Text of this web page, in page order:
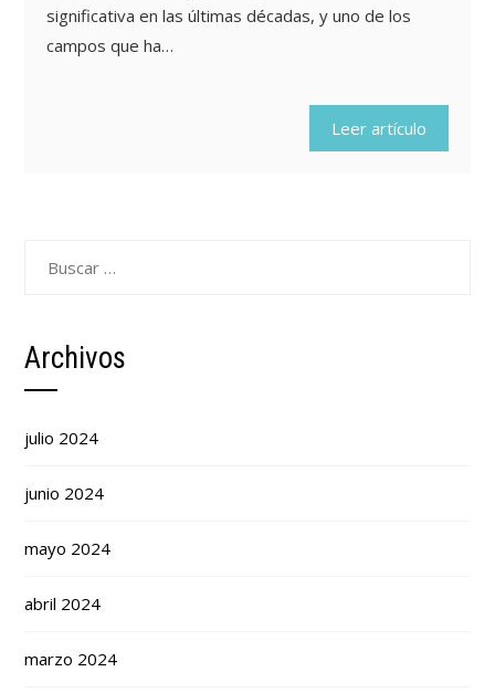
significativa en las últimas décadas, y uno de los
campos que ha…
Leer artículo
Archivos
julio 2024
junio 2024
mayo 2024
abril 2024
marzo 2024